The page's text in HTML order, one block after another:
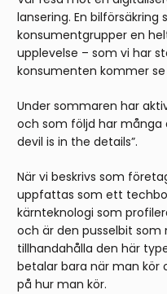
lansering. En
konsumentgrupper en
upplevelse – som vi har
konsumenten kommer
Under sommaren har
och som följd har många
devil is in the details”.
När vi beskrivs som
uppfattas som ett
kärnteknologi som
och är den pusselbit
tillhandahålla den här
betalar bara när man kör
på hur man kör.